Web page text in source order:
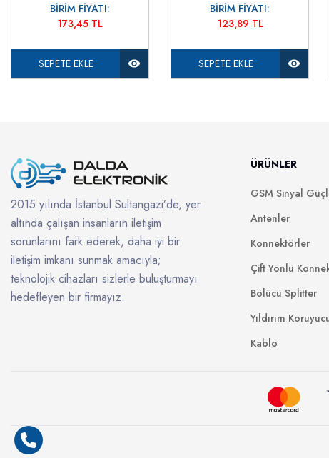
BİRİM FİYATI:
173,45 TL
SEPETE EKLE
BİRİM FİYATI:
123,89 TL
SEPETE EKLE
2015 yılında İstanbul Sultangazi’de, yer
altında çalışan insanların iletişim
sorunlarını fark ederek, daha iyi bir
iletişim imkanı sunmak amacıyla;
teknolojik cihazları sizlerle buluşturmayı
hedefleyen bir firmayız.
ÜRÜNLER
GSM Sinyal
Antenler
Konnektörler
Çift Yönlü
Bölücü Splitter
Yıldırım
Kablo